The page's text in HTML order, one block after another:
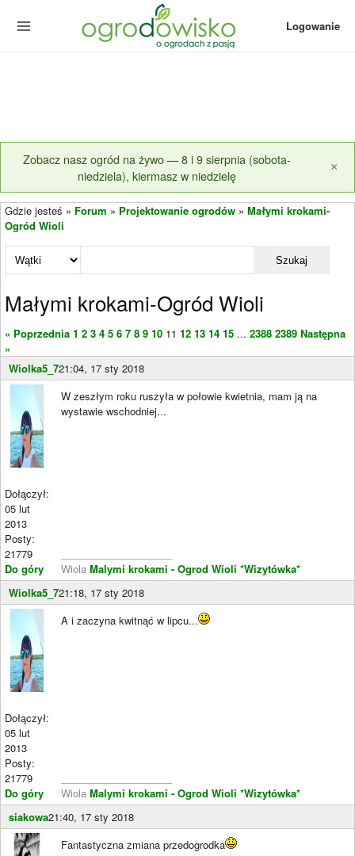
Logowanie
Zobacz nasz ogród na żywo — 8 i 9 sierpnia (sobota-
niedziela), kiermasz w niedzielę
×
Gdzie jesteś » Forum » Projektowanie ogrodów » Małymi krokami-
Ogród Wioli
Szukaj
Małymi krokami-Ogród Wioli
« Poprzednia 1 2 3 4 5 6 7 8 9 10 11 12 13 14 15 ... 2388 2389 Następna
»
Wiolka5_721:04, 17 sty 2018
Dołączył:
05 lut
2013
Posty:
21779
Do góry
W zeszłym roku ruszyła w połowie kwietnia, mam ją na
wystawie wschodniej...
Wiola Malymi krokami - Ogrod Wioli *Wizytówka*
Wiolka5_721:18, 17 sty 2018
Dołączył:
05 lut
2013
Posty:
21779
Do góry
A i zaczyna kwitnąć w lipcu...
Wiola Malymi krokami - Ogrod Wioli *Wizytówka*
siakowa21:40, 17 sty 2018
Fantastyczna zmiana przedogrodka